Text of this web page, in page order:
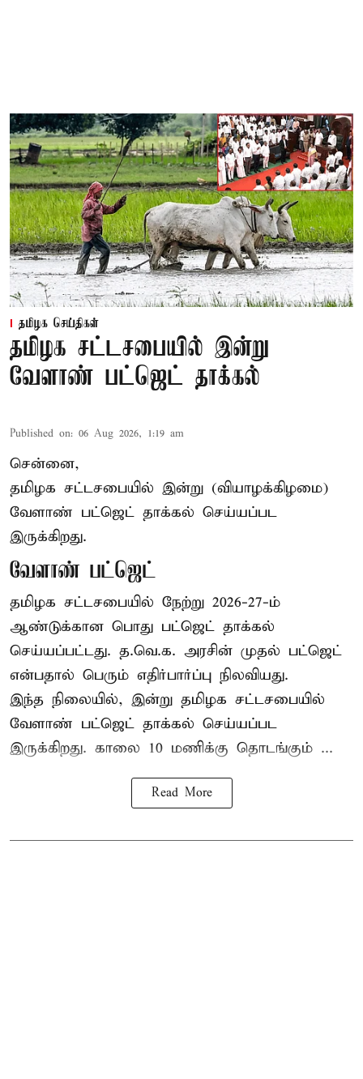
தமிழக செய்திகள்
தமிழக சட்டசபையில் இன்று
வேளாண் பட்ஜெட் தாக்கல்
Published on: 06 Aug 2026, 1:19 am
சென்னை,
தமிழக சட்டசபையில் இன்று (வியாழக்கிழமை)
வேளாண் பட்ஜெட் தாக்கல் செய்யப்பட
இருக்கிறது.
வேளாண் பட்ஜெட்
தமிழக சட்டசபையில் நேற்று 2026-27-ம்
ஆண்டுக்கான பொது பட்ஜெட் தாக்கல்
செய்யப்பட்டது. த.வெ.க. அரசின் முதல் பட்ஜெட்
என்பதால் பெரும் எதிர்பார்ப்பு நிலவியது.
இந்த நிலையில், இன்று தமிழக சட்டசபையில்
வேளாண் பட்ஜெட் தாக்கல் செய்யப்பட
இருக்கிறது. காலை 10 மணிக்கு தொடங்கும் ...
Read More